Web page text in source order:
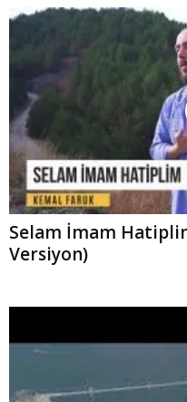
Selam İmam
Versiyon)